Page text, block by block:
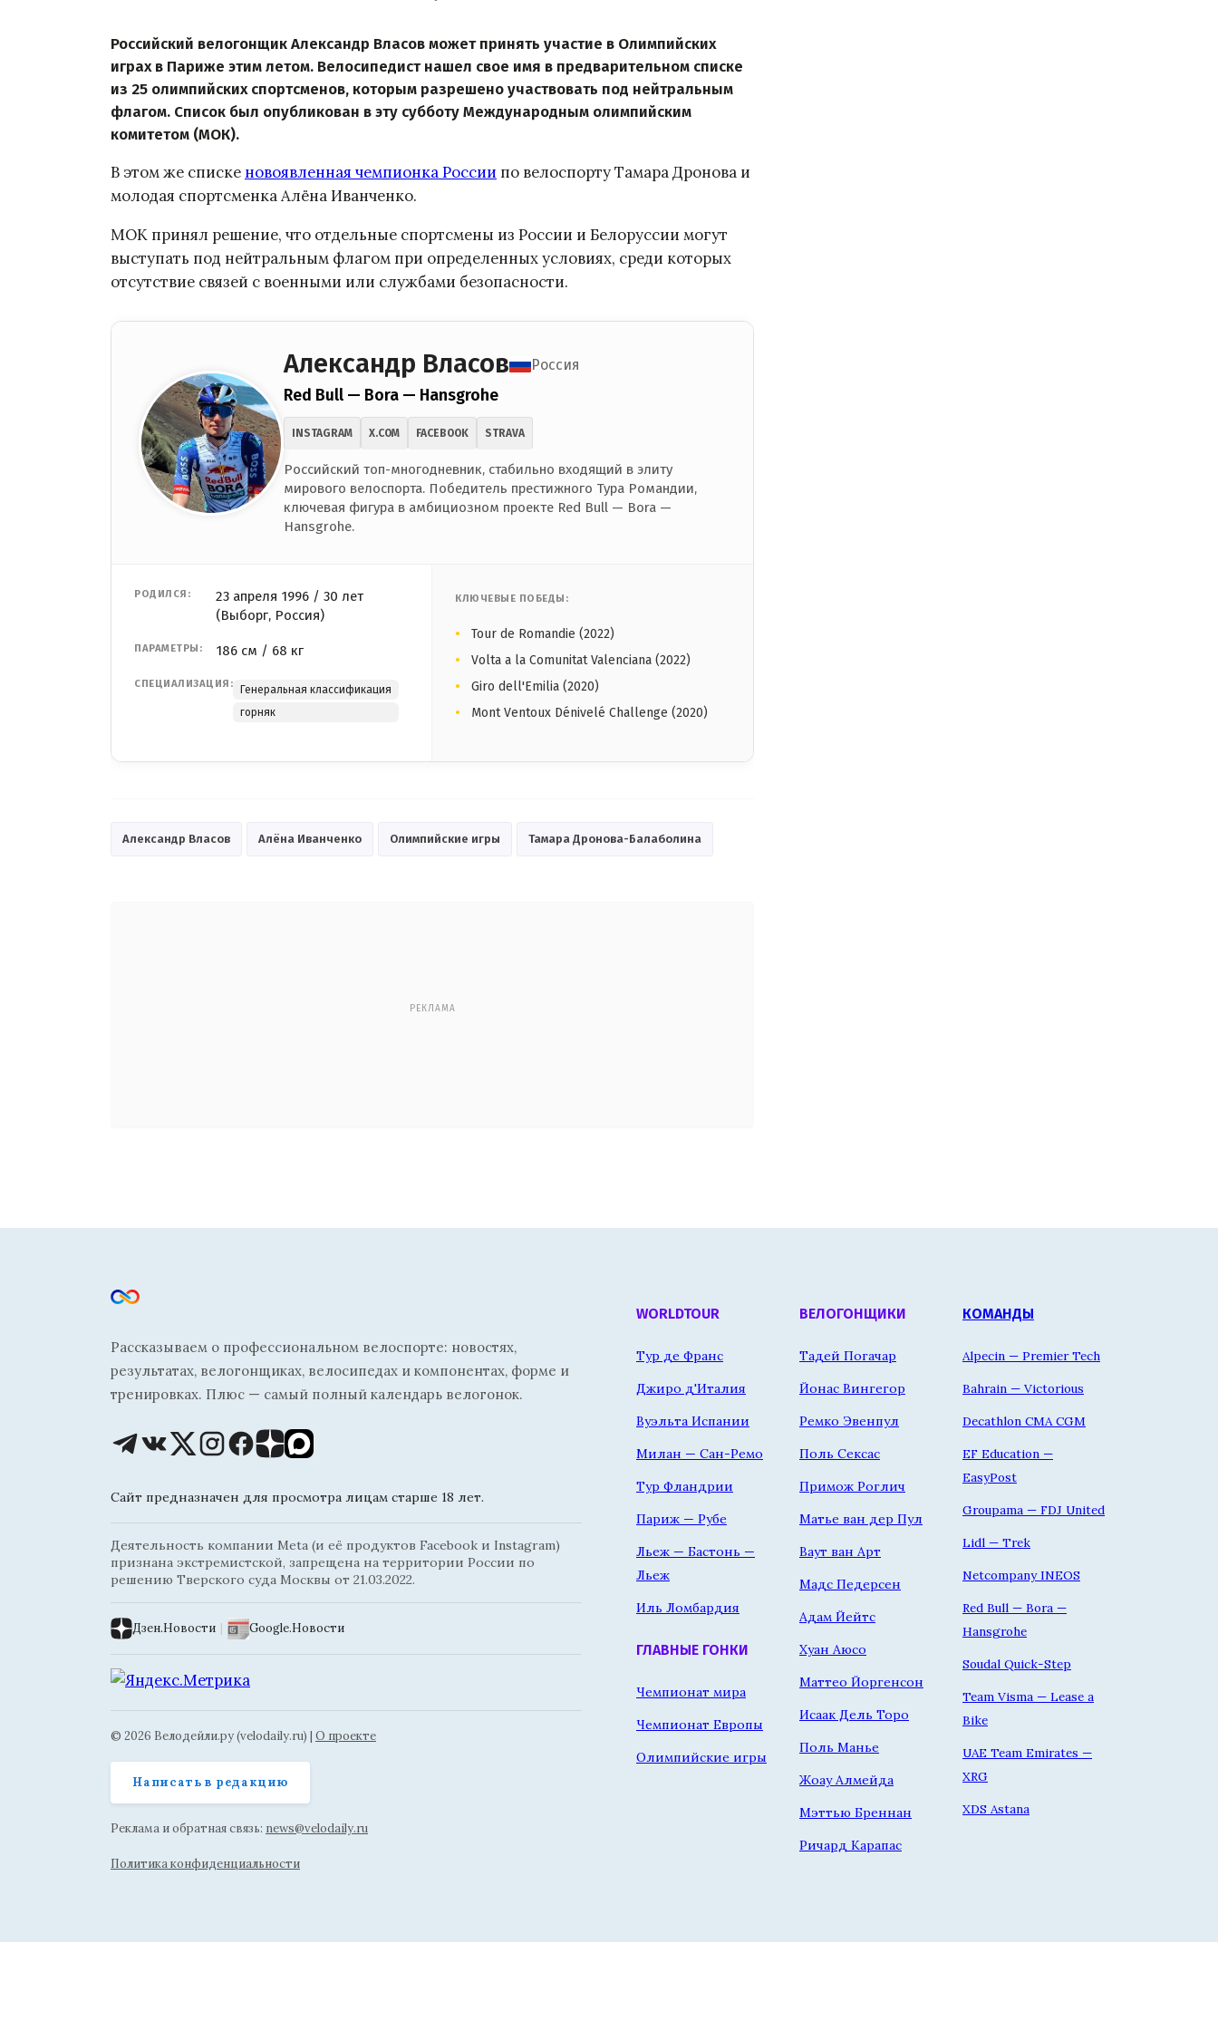
Российский велогонщик Александр Власов может принять участие в Олимпийских
играх в Париже этим летом. Велосипедист нашел свое имя в предварительном списке
из 25 олимпийских спортсменов, которым разрешено участвовать под нейтральным
флагом. Список был опубликован в эту субботу Международным олимпийским
комитетом (МОК).
В этом же списке новоявленная чемпионка России по велоспорту Тамара Дронова и
молодая спортсменка Алёна Иванченко.
МОК принял решение, что отдельные спортсмены из России и Белоруссии могут
выступать под нейтральным флагом при определенных условиях, среди которых
отсутствие связей с военными или службами безопасности.
Александр Власов Россия
Red Bull — Bora — Hansgrohe
INSTAGRAM X.COM FACEBOOK STRAVA
Российский топ-многодневник, стабильно входящий в элиту
мирового велоспорта. Победитель престижного Тура Романдии,
ключевая фигура в амбициозном проекте Red Bull — Bora —
Hansgrohe.
РОДИЛСЯ:
23 апреля 1996 / 30 лет
(Выборг, Россия)
ПАРАМЕТРЫ: 186 см / 68 кг
СПЕЦИАЛИЗАЦИЯ:
Генеральная классификация
горняк
КЛЮЧЕВЫЕ ПОБЕДЫ:
Tour de Romandie (2022)
Volta a la Comunitat Valenciana (2022)
Giro dell'Emilia (2020)
Mont Ventoux Dénivelé Challenge (2020)
Александр Власов Алёна Иванченко Олимпийские игры Тамара Дронова-Балаболина
РЕКЛАМА
Рассказываем о профессиональном велоспорте: новостях,
результатах, велогонщиках, велосипедах и компонентах, форме и
тренировках. Плюс — самый полный календарь велогонок.
Сайт предназначен для просмотра лицам старше 18 лет.
Деятельность компании Meta (и её продуктов Facebook и Instagram)
признана экстремистской, запрещена на территории России по
решению Тверского суда Москвы от 21.03.2022.
Дзен.Новости | Google.Новости
© 2026 Велодейли.ру (velodaily.ru) | О проекте
Написать в редакцию
Реклама и обратная связь: news@velodaily.ru
Политика конфиденциальности
WORLDTOUR
Тур де Франс
Джиро д'Италия
Вуэльта Испании
Милан — Сан-Ремо
Тур Фландрии
Париж — Рубе
Льеж — Бастонь —
Льеж
Иль Ломбардия
ГЛАВНЫЕ ГОНКИ
Чемпионат мира
Чемпионат Европы
Олимпийские игры
ВЕЛОГОНЩИКИ
Тадей Погачар
Йонас Вингегор
Ремко Эвенпул
Поль Сексас
Примож Роглич
Матье ван дер Пул
Ваут ван Арт
Мадс Педерсен
Адам Йейтс
Хуан Аюсо
Маттео Йоргенсон
Исаак Дель Торо
Поль Манье
Жоау Алмейда
Мэттью Бреннан
Ричард Карапас
КОМАНДЫ
Alpecin — Premier Tech
Bahrain — Victorious
Decathlon CMA CGM
EF Education —
EasyPost
Groupama — FDJ United
Lidl — Trek
Netcompany INEOS
Red Bull — Bora —
Hansgrohe
Soudal Quick-Step
Team Visma — Lease a
Bike
UAE Team Emirates —
XRG
XDS Astana